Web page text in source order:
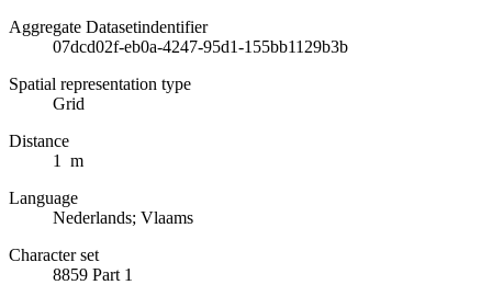
Aggregate Datasetindentifier
07dcd02f-eb0a-4247-95d1-155bb1129b3b
Spatial representation type
Grid
Distance
1 m
Language
Nederlands; Vlaams
Character set
8859 Part 1